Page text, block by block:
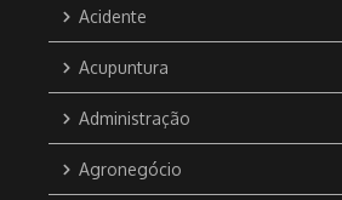
Acidente
Acupuntura
Administração
Agronegócio